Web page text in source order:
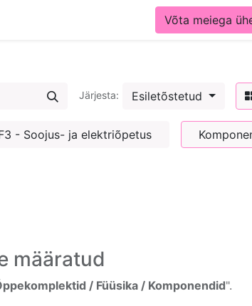
Võta meiega
Järjesta: Esiletõstetud
- Soojus- ja elektriõpetus
määratud
/ Füüsika / Komponendid".